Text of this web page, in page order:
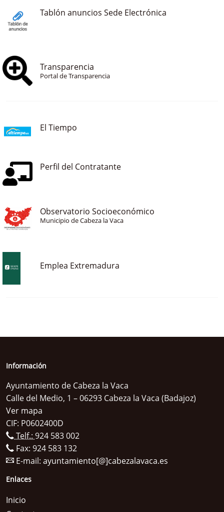
Tablón anuncios Sede Electrónica
Transparencia
Portal de Transparencia
El Tiempo
Perfil del Contratante
Observatorio Socioeconómico
Municipio de Cabeza la Vaca
Emplea Extremadura
Información
Ayuntamiento de Cabeza la Vaca
Calle del Medio, 1 – 06293 Cabeza la Vaca (Badajoz)
Ver mapa
CIF: P0602400D
Telf.: 924 583 002
Fax: 924 583 132
E-mail: ayuntamiento[@]cabezalavaca.es
Enlaces
Inicio